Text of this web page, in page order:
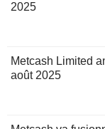
2025
Metcash Limited
août 2025